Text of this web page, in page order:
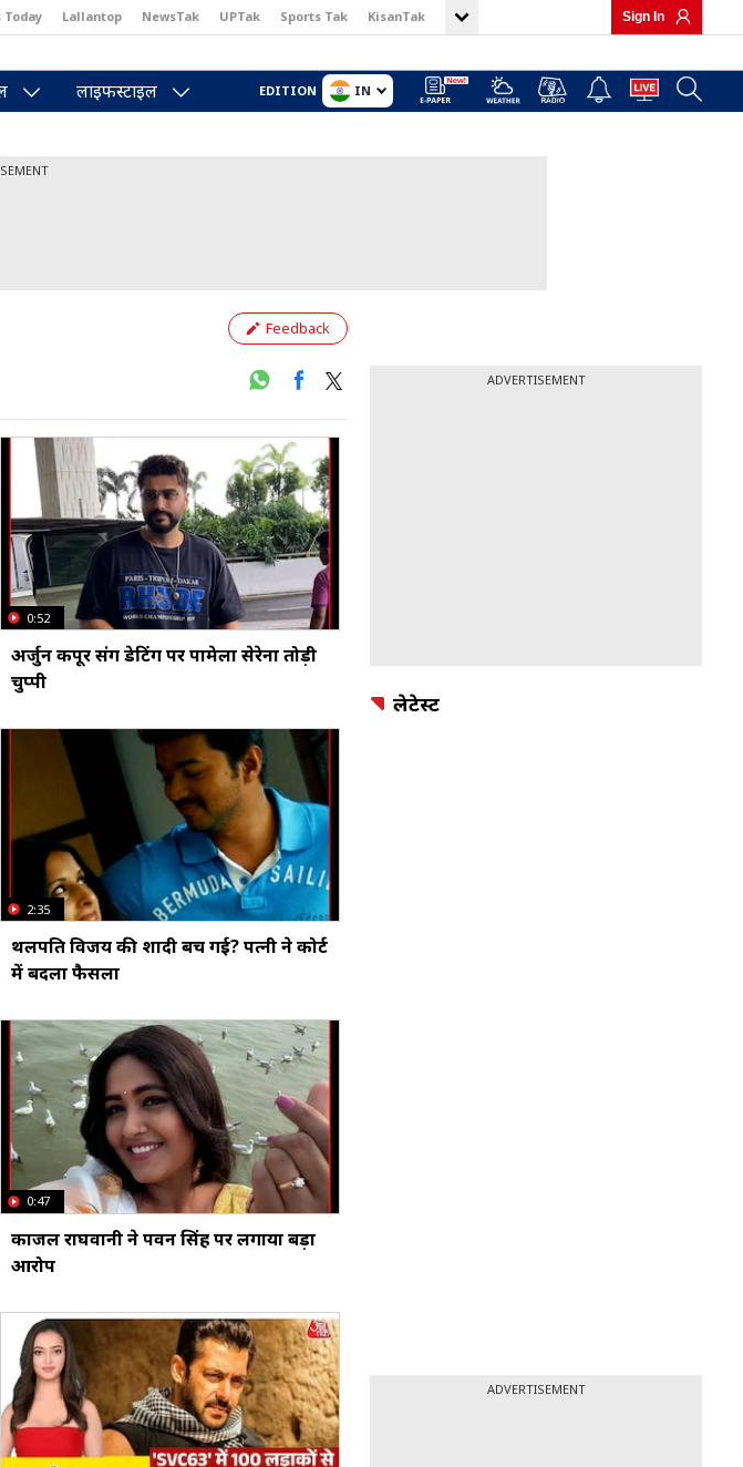
Today Lallantop NewsTak UPTak Sports Tak KisanTak Sign In
लाइफस्टाइल EDITION IN
Feedback
0:52
अर्जुन कपूर संग डेटिंग पर पामेला सेरेना तोड़ी
चुप्पी
2:35
थलपति विजय की शादी बच गई? पत्नी ने कोर्ट
में बदला फैसला
0:47
काजल राघवानी ने पवन सिंह पर लगाया बड़ा
आरोप
ADVERTISEMENT
लेटेस्ट
ADVERTISEMENT